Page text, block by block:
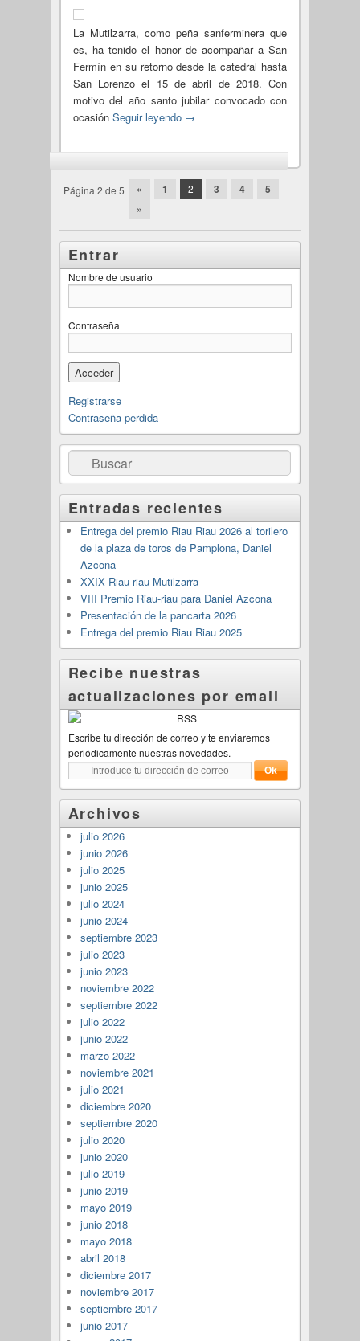
La Mutilzarra, como peña sanferminera que
es, ha tenido el honor de acompañar a San
Fermín en su retorno desde la catedral hasta
San Lorenzo el 15 de abril de 2018. Con
motivo del año santo jubilar convocado con
ocasión Seguir leyendo →
Navegación por las entradas
Página 2 de 5 « 1 2 3 4
5
»
Entrar
Nombre de usuario
Contraseña
Registrarse
Contraseña perdida
Buscar
Entradas recientes
Entrega del premio Riau Riau 2026 al torilero
de la plaza de toros de Pamplona, Daniel
Azcona
XXIX Riau-riau Mutilzarra
VIII Premio Riau-riau para Daniel Azcona
Presentación de la pancarta 2026
Entrega del premio Riau Riau 2025
Recibe nuestras
actualizaciones por email
Escribe tu dirección de correo y te enviaremos
periódicamente nuestras novedades.
Archivos
julio 2026
junio 2026
julio 2025
junio 2025
julio 2024
junio 2024
septiembre 2023
julio 2023
junio 2023
noviembre 2022
septiembre 2022
julio 2022
junio 2022
marzo 2022
noviembre 2021
julio 2021
diciembre 2020
septiembre 2020
julio 2020
junio 2020
julio 2019
junio 2019
mayo 2019
junio 2018
mayo 2018
abril 2018
diciembre 2017
noviembre 2017
septiembre 2017
junio 2017